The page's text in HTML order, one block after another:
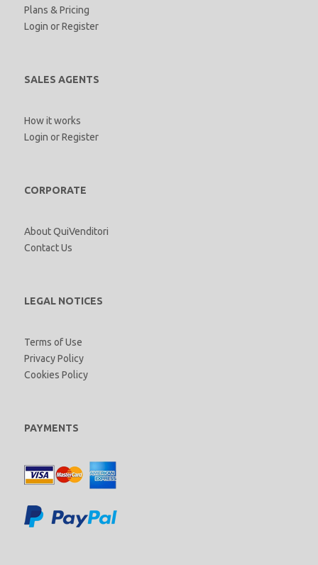
Plans & Pricing
Login orRegister
SALES AGENTS
How it works
Login orRegister
CORPORATE
About QuiVenditori
Contact Us
LEGAL NOTICES
Terms of Use
Privacy Policy
Cookies Policy
PAYMENTS